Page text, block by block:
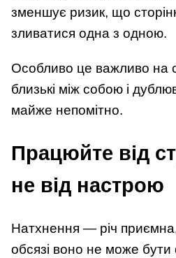
зменшує ризик, що
зливатися одна з одною.
Особливо це важливо на
близькі між собою і
майже непомітно.
Працюйте від
не від настрою
Натхнення — річ
обсязі воно не може